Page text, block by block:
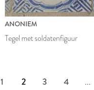
ANONIEM
Tegel met soldatenfiguur
1 2 3 4 ...